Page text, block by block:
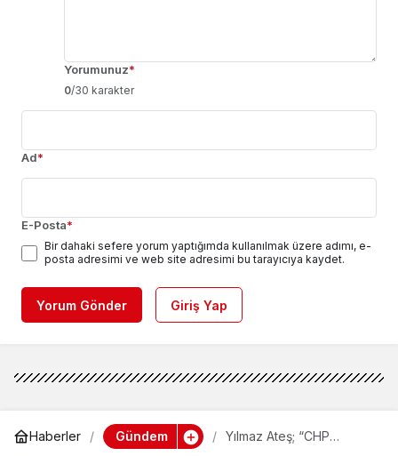
Yorumunuz*
0/30 karakter
Ad*
E-Posta*
Bir dahaki sefere yorum yaptığımda kullanılmak üzere adımı, e-
posta adresimi ve web site adresimi bu tarayıcıya kaydet.
Yorum Gönder Giriş Yap
Haberler Gündem
Yılmaz Ateş; “CHP